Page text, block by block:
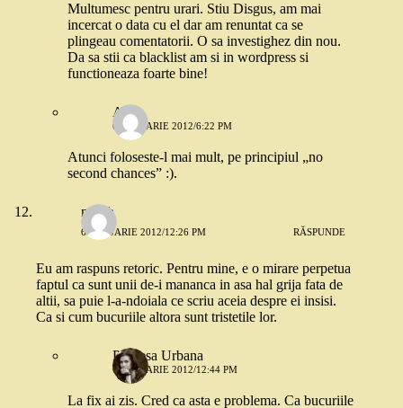
Multumesc pentru urari. Stiu Disgus, am mai
incercat o data cu el dar am renuntat ca se
plingeau comentatorii. O sa investighez din nou.
Da sa stii ca blacklist am si in wordpress si
functioneaza foarte bine!
A.
6 IANUARIE 2012/6:22 PM
Atunci foloseste-l mai mult, pe principiul „no
second chances” :).
nusch
6 IANUARIE 2012/12:26 PM RĂSPUNDE
Eu am raspuns retoric. Pentru mine, e o mirare perpetua
faptul ca sunt unii de-i mananca in asa hal grija fata de
altii, sa puie l-a-ndoiala ce scriu aceia despre ei insisi.
Ca si cum bucuriile altora sunt tristetile lor.
Printesa Urbana
6 IANUARIE 2012/12:44 PM
La fix ai zis. Cred ca asta e problema. Ca bucuriile